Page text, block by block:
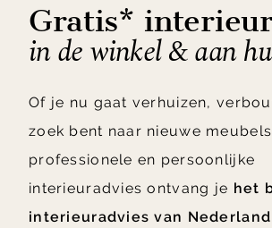
Gratis*
in de winkel & aan
Of je nu gaat verhuizen,
zoek bent naar nieuwe
professionele en persoonlijke
interieuradvies ontvang je het
interieuradvies van Nederland